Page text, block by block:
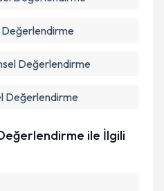
Değerlendirme
Değerlendirme
ile İlgili